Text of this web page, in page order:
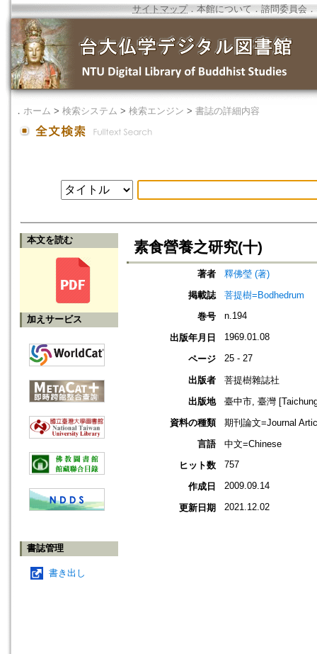
サイトマップ．本館について ． 諮問委員会 ．
． ホーム > 検索システム > 検索エンジン > 書誌の詳細内容
本文を読む
加えサービス
書誌管理
書き出し
素食營養之研究(十)
著者
釋佛瑩 (著)
掲載誌
菩提樹=Bodhedrum
巻号
n.194
出版年月日 1969.01.08
ページ 25 - 27
出版者
菩提樹雜誌社
出版地
臺中市, 臺灣
資料の種類
期刊論文=Journal
言語
中文=Chinese
ヒット数
757
作成日 2009.09.14
更新日期 2021.12.02